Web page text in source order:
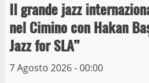
Il grande jazz
nel Cimino con Hakan
Jazz for SLA”
7 Agosto 2026 - 00:00
3
Wiplanet
9 Maggio 2023